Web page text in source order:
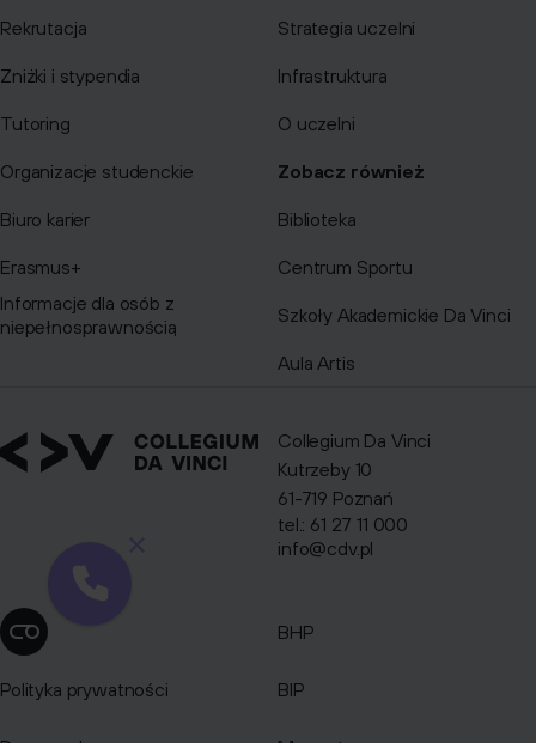
Rekrutacja
Zniżki i stypendia
Tutoring
Organizacje studenckie
Biuro karier
Erasmus+
Informacje dla osób z
niepełnosprawnością
Strategia uczelni
Infrastruktura
O uczelni
Zobacz również
Biblioteka
Centrum Sportu
Szkoły Akademickie Da Vinci
Aula Artis
Collegium Da Vinci
Kutrzeby 10
61-719 Poznań
tel.: 61 27 11 000
info@cdv.pl
Zmień ustawienia cookies
Polityka prywatności
BHP
BIP